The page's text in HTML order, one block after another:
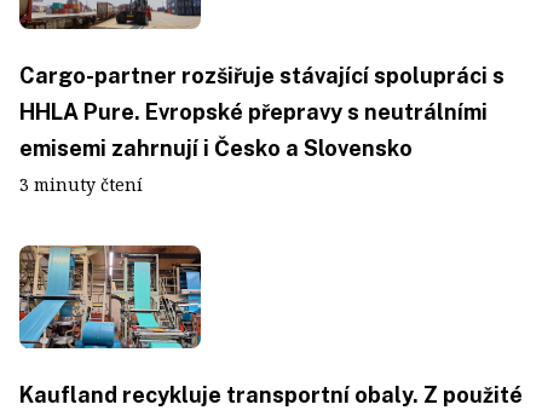
Cargo-partner rozšiřuje stávající spolupráci s
HHLA Pure. Evropské přepravy s neutrálními
emisemi zahrnují i Česko a Slovensko
3 minuty čtení
Kaufland recykluje transportní obaly. Z použité